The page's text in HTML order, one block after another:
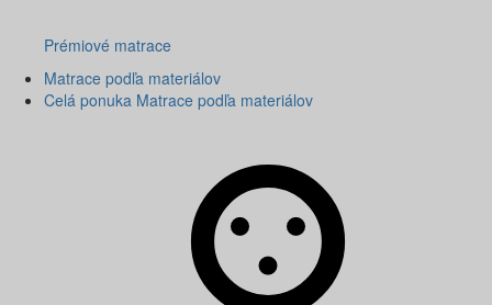
Prémiové matrace
Matrace podľa materiálov
Celá ponuka Matrace podľa materiálov